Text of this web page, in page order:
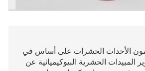
الأحداث الحشرات على أساس في
المبيدات الحشرية البيوكيميائية عن